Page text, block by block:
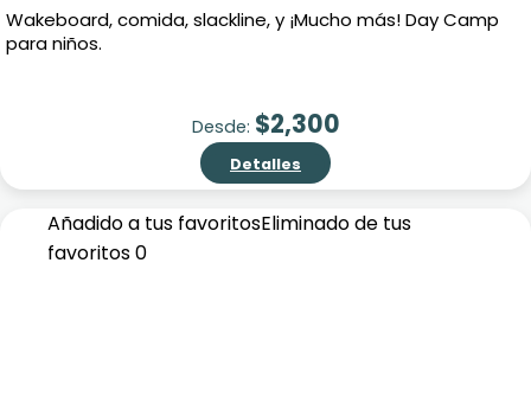
Wakeboard, comida, slackline, y ¡Mucho más! Day Camp
para niños.
Desde: $2,300
Detalles
Añadido a tus favoritosEliminado de tus
favoritos0